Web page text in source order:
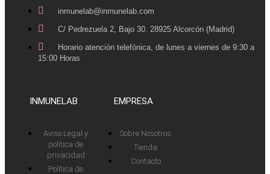
inmunelab@inmunelab.com
C/ Pedrezuela 2, Bajo 30. 28925 Alcorcón (Madrid)
Horario atención telefónica, de lunes a viernes de 9:30 a
15:00 Horas
INMUNELAB
Aviso Legal y
politica de
privacidad
Política de
EMPRESA
Sobre Nosotros
Tienda
Contacto